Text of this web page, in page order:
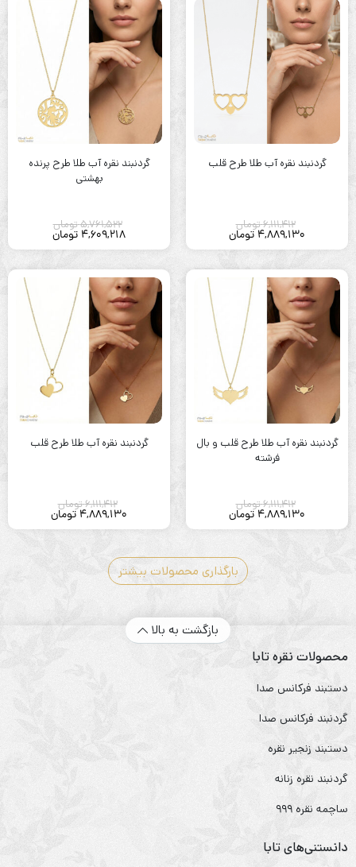
گردنبند نقره آب طلا طرح قلب
6,111,412تومان
4,889,130 تومان
گردنبند نقره آب طلا طرح پرنده
بهشتی
5,761,522تومان
4,609,218 تومان
گردنبند نقره آب طلا طرح قلب و بال
فرشته
6,111,412تومان
4,889,130 تومان
گردنبند نقره آب طلا طرح قلب
6,111,412تومان
4,889,130 تومان
بارگذاری محصولات بیشتر
بازگشت به بالا
محصولات نقره تابا
دستبند فرکانس صدا
گردنبند فرکانس صدا
دستبند زنجیر نقره
گردنبند نقره زنانه
ساچمه نقره ۹۹۹
دانستنی‌های تابا